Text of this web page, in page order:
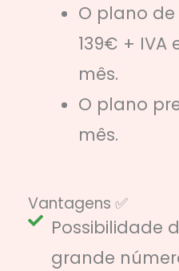
O plano
139€ + IVA
mês.
O plano
mês.
Vantagens ✅
Possibilidade
grande